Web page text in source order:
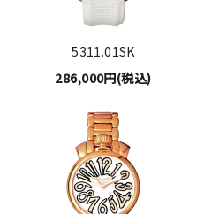
5311.01SK
286,000円(税込)